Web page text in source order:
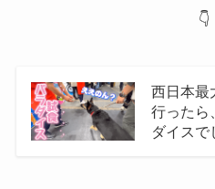
👇
西日本最
行ったら
ダイスで